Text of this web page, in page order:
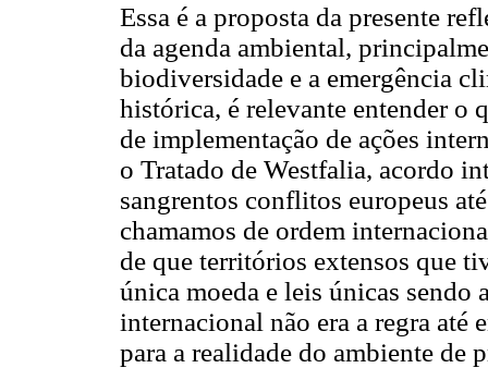
Essa é a proposta da presente
da agenda ambiental,
biodiversidade e a emergência
histórica, é relevante entender o
de implementação de ações
o Tratado de Westfalia, acordo
sangrentos conflitos europeus
chamamos de ordem
de que territórios extensos que
única moeda e leis únicas sendo
internacional não era a regra até
para a realidade do ambiente de